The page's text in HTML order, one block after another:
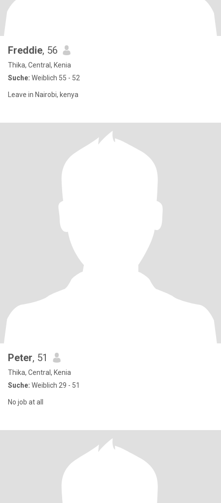
Freddie, 56
Thika, Central, Kenia
Suche: Weiblich 55 - 52
Leave in Nairobi, kenya
Peter, 51
Thika, Central, Kenia
Suche: Weiblich 29 - 51
No job at all